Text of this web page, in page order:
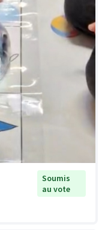
Soumis
au vote